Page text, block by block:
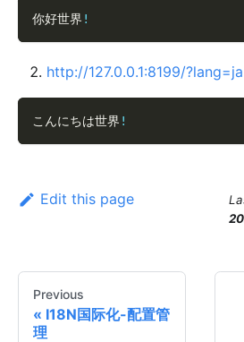
你好世界 !
http://127.0.0.1:8199/?lang=ja
こんにちは世界 !
Edit this page
Previous
I18N国际化-配置管
理